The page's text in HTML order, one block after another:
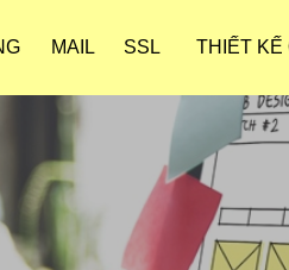
MAIL SSL THIẾT KẾ